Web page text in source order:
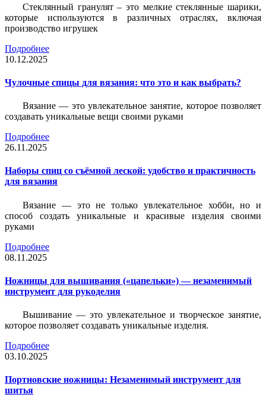
Стеклянный гранулят – это мелкие стеклянные шарики,
которые используются в различных отраслях, включая
производство игрушек
Подробнее
10.12.2025
Чулочные спицы для вязания: что это и как выбрать?
Вязание — это увлекательное занятие, которое позволяет
создавать уникальные вещи своими руками
Подробнее
26.11.2025
Наборы спиц со съёмной леской: удобство и практичность
для вязания
Вязание — это не только увлекательное хобби, но и
способ создать уникальные и красивые изделия своими
руками
Подробнее
08.11.2025
Ножницы для вышивания («цапельки») — незаменимый
инструмент для рукоделия
Вышивание — это увлекательное и творческое занятие,
которое позволяет создавать уникальные изделия.
Подробнее
03.10.2025
Портновские ножницы: Незаменимый инструмент для
шитья